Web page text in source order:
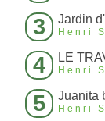
3 Jardin
Henri
4 LE
Henri
5 Juanita
Henri